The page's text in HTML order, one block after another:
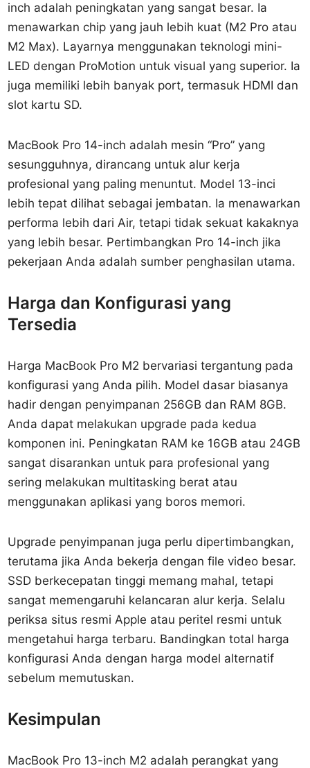
inch adalah peningkatan yang sangat besar. Ia
menawarkan chip yang jauh lebih kuat (M2 Pro atau
M2 Max). Layarnya menggunakan teknologi mini-
LED dengan ProMotion untuk visual yang superior. Ia
juga memiliki lebih banyak port, termasuk HDMI dan
slot kartu SD.
MacBook Pro 14-inch adalah mesin “Pro” yang
sesungguhnya, dirancang untuk alur kerja
profesional yang paling menuntut. Model 13-inci
lebih tepat dilihat sebagai jembatan. Ia menawarkan
performa lebih dari Air, tetapi tidak sekuat kakaknya
yang lebih besar. Pertimbangkan Pro 14-inch jika
pekerjaan Anda adalah sumber penghasilan utama.
Harga dan Konfigurasi yang
Tersedia
Harga MacBook Pro M2 bervariasi tergantung pada
konfigurasi yang Anda pilih. Model dasar biasanya
hadir dengan penyimpanan 256GB dan RAM 8GB.
Anda dapat melakukan upgrade pada kedua
komponen ini. Peningkatan RAM ke 16GB atau 24GB
sangat disarankan untuk para profesional yang
sering melakukan multitasking berat atau
menggunakan aplikasi yang boros memori.
Upgrade penyimpanan juga perlu dipertimbangkan,
terutama jika Anda bekerja dengan file video besar.
SSD berkecepatan tinggi memang mahal, tetapi
sangat memengaruhi kelancaran alur kerja. Selalu
periksa situs resmi Apple atau peritel resmi untuk
mengetahui harga terbaru. Bandingkan total harga
konfigurasi Anda dengan harga model alternatif
sebelum memutuskan.
Kesimpulan
MacBook Pro 13-inch M2 adalah perangkat yang